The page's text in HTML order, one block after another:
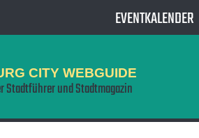
CITY WEBGUIDE
Stadtführer und Stadtmagazin
EVENTKALENDER